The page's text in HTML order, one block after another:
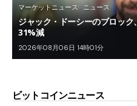
マーケットニュース ニュース
ジャック・ドーシーのブロッ
31%減
2026年08月06日 14時01分
ビットコインニュース